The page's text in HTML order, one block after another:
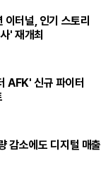
터널, 인기 스토리
' 재개최
AFK' 신규 파이터
감소에도 디지털 매출